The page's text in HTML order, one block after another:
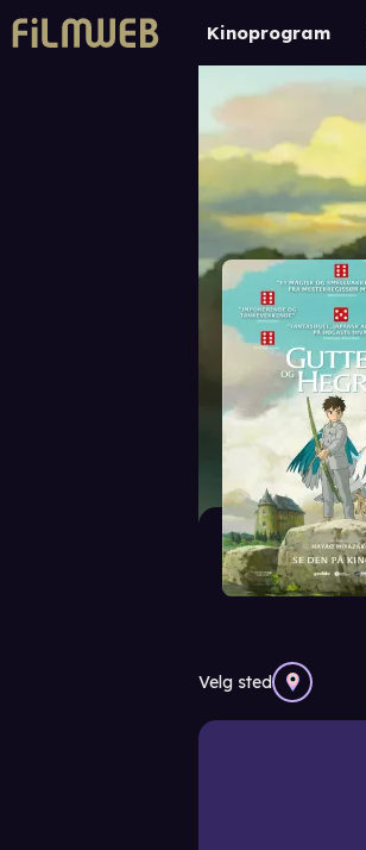
Kinoprogram
Velg sted